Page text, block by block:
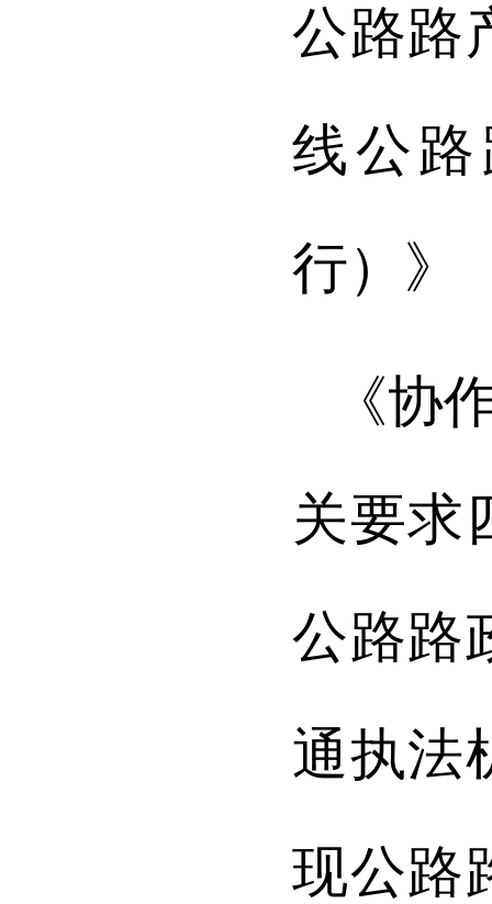
公路路
线公
行）》
《协
关要求
公路路
通执法
现公路